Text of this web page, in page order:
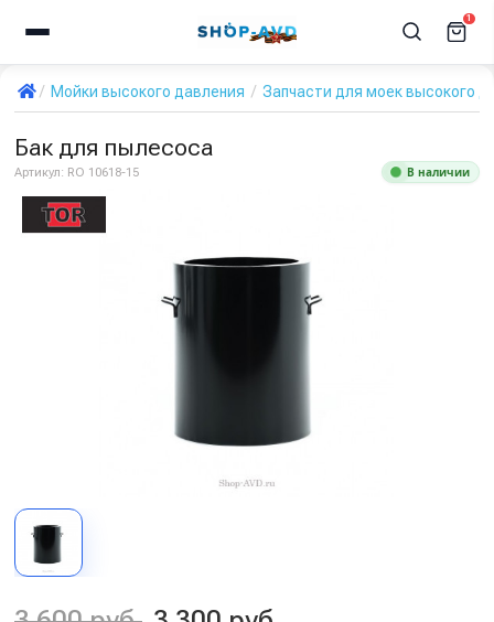
1
Мойки высокого давления Запчасти для моек высокого
Бак для пылесоса
Артикул: RO 10618-15 В наличии